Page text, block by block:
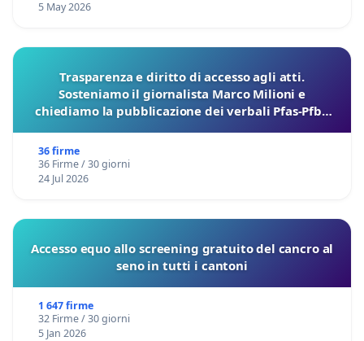
5 May 2026
Trasparenza e diritto di accesso agli atti.
Sosteniamo il giornalista Marco Milioni e
chiediamo la pubblicazione dei verbali Pfas-Pfba
36 firme
36 Firme / 30 giorni
24 Jul 2026
Accesso equo allo screening gratuito del cancro al
seno in tutti i cantoni
1 647 firme
32 Firme / 30 giorni
5 Jan 2026